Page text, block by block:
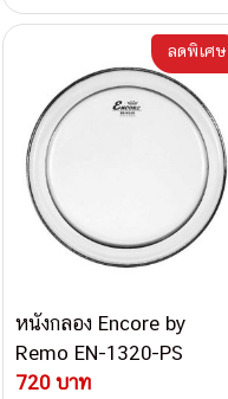
หนังกลอง Encore by
Remo EN-1320-PS
720 บาท
ลดพิเศษ